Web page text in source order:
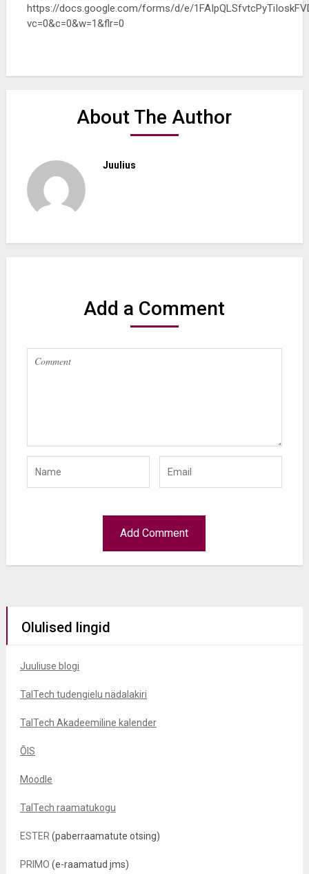
https://docs.google.com/forms/d/e/
vc=0&c=0&w=1&flr=0
About The Author
Juulius
Add a Comment
Olulised lingid
Juuliuse blogi
TalTech tudengielu nädalakiri
TalTech Akadeemiline kalender
ÕIS
Moodle
TalTech raamatukogu
ESTER (paberraamatute otsing)
PRIMO (e-raamatud jms)